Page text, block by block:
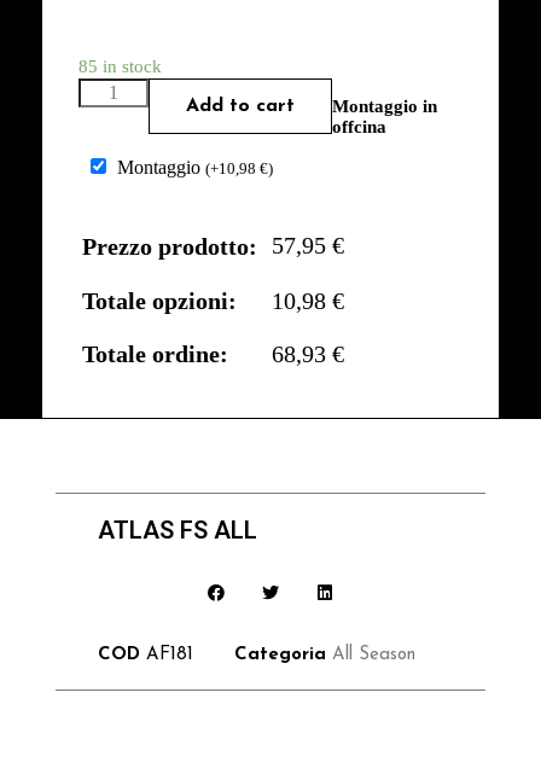
85 in stock
Add to cart
Montaggio in
offcina
Montaggio (+10,98 €)
Prezzo prodotto: 57,95 €
Totale opzioni:
10,98 €
Totale ordine:
68,93 €
ATLAS FS ALL
COD AF181 Categoria All Season